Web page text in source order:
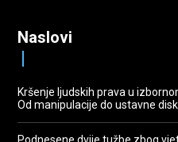
Naslovi
Kršenje ljudskih prava u
Od manipulacije do ustavne